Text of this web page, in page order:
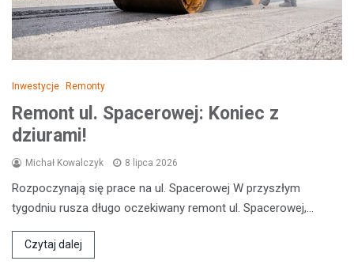
Inwestycje Remonty
Remont ul. Spacerowej: Koniec z
dziurami!
Michał Kowalczyk 8 lipca 2026
Rozpoczynają się prace na ul. Spacerowej W przyszłym
tygodniu rusza długo oczekiwany remont ul. Spacerowej,…
Czytaj dalej